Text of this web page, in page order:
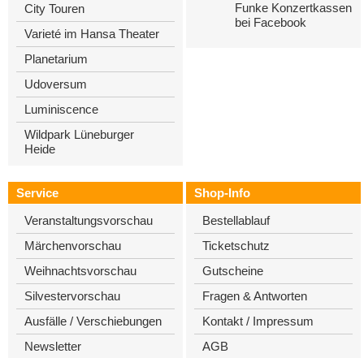
City Touren
Varieté im Hansa Theater
Planetarium
Udoversum
Luminiscence
Wildpark Lüneburger
Heide
Funke Konzertkassen
bei Facebook
Service
Veranstaltungsvorschau
Märchenvorschau
Weihnachtsvorschau
Silvestervorschau
Ausfälle / Verschiebungen
Newsletter
Shop-Info
Bestellablauf
Ticketschutz
Gutscheine
Fragen & Antworten
Kontakt / Impressum
AGB